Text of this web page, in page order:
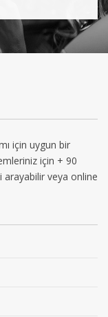
için uygun bir
için + 90
arayabilir veya online